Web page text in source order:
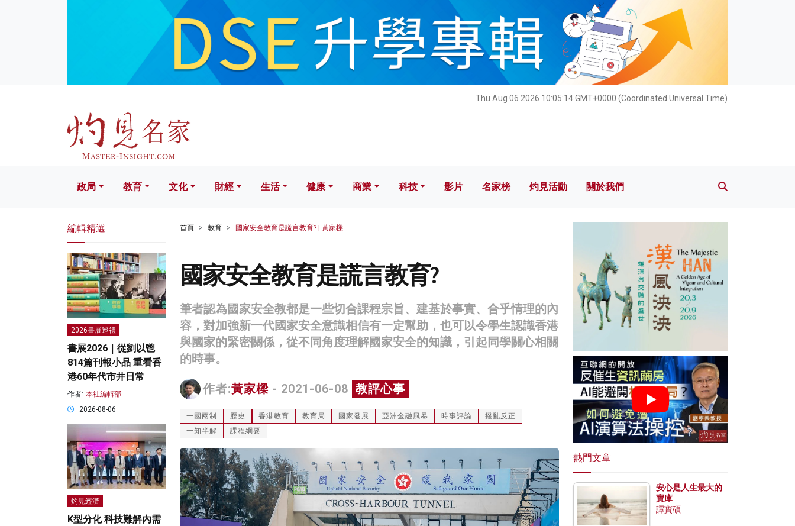
Thu Aug 06 2026 10:05:15 GMT+0000 (Coordinated Universal Time)
文化 財經 生活 健康 科技 影片 名家榜 灼見活動 關於我們
政局 教育 文化 財經 生活 健康 商業 科技 影片 名家榜 灼見活動 關於我們
首頁 教育 國家安全教育是謊言教育? | 黃家樑
國家安全教育是謊言教育?
筆者認為國家安全教都是一些切合課程宗旨、建基於事實、合乎情理的內
容，對加強新一代國家安全意識相信有一定幫助，也可以令學生認識香港
與國家的緊密關係，從不同角度理解國家安全的知識，引起同學關心相關
的時事。
作者:黃家樑 - 2021-06-08 教評心事
一國兩制 歷史 香港教育 教育局 國家發展 亞洲金融風暴 時事評論
撥亂反正
一知半解
課程綱要
編輯精選
2026書展巡禮
書展2026｜從劉以鬯
814篇刊報小品 重看香
港60年代市井日常
作者: 本社編輯部
2026-08-06
灼見經濟
K型分化 科技難解內需
熱門文章
安心是人生最大的
寶庫
譚寶碩